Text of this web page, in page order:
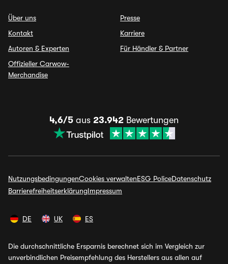
Über uns
Kontakt
Autoren & Experten
Offizieller Carwow-
Merchandise
Presse
Karriere
Für Händler & Partner
4,6/5 aus 23.942 Bewertungen
NutzungsbedingungenCookies verwaltenESG PoliceDatenschutz
BarrierefreiheitserklärungImpressum
DE UK ES
Die durchschnittliche Ersparnis berechnet sich im Vergleich zur
unverbindlichen Preisempfehlung des Herstellers aus allen auf